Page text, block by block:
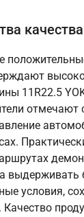
11R22.5
отмечают
выдерживать
условия,
Качество